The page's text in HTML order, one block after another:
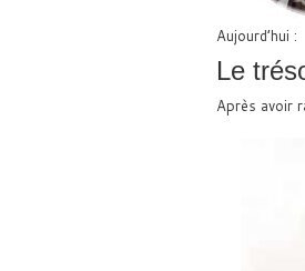
Aujourd’hui :
Le
Après avoir